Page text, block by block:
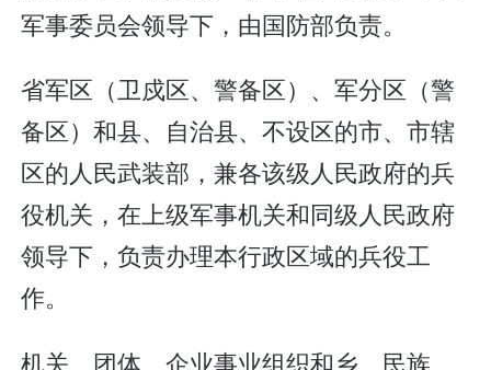
军事委员会领导下，由国防部负责。
省军区（卫戍区、警备区）、军分区（警
备区）和县、自治县、不设区的市、市辖
区的人民武装部，兼各该级人民政府的兵
役机关，在上级军事机关和同级人民政府
领导下，负责办理本行政区域的兵役工
作。
机关、团体、企业事业组织和乡、民族